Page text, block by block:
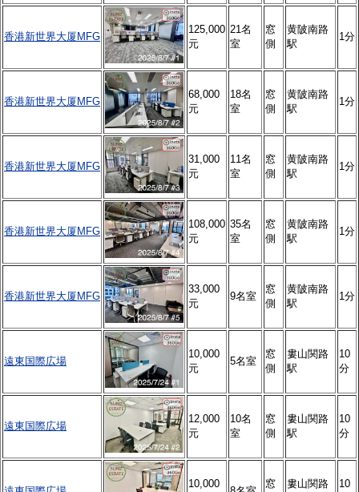
香港新世界大厦MFG
125,000
元
21名
室
窓
側
黄陂南路
駅
1分
香港新世界大厦MFG
68,000
元
18名
室
窓
側
黄陂南路
駅
1分
香港新世界大厦MFG
31,000
元
11名
室
窓
側
黄陂南路
駅
1分
香港新世界大厦MFG
108,000
元
35名
室
窓
側
黄陂南路
駅
1分
香港新世界大厦MFG
33,000
元
9名室
窓
側
黄陂南路
駅
1分
遠東国際広場
10,000
元
5名室
窓
側
婁山関路
駅
10
分
遠東国際広場
12,000
元
10名
室
窓
側
婁山関路
駅
10
分
10,000 窓 婁山関路 10